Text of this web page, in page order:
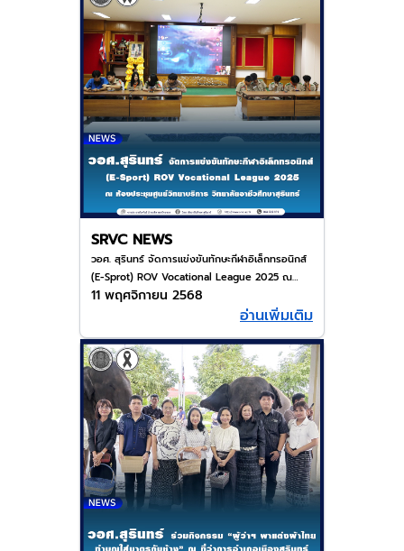
SRVC NEWS
วอศ. สุรินทร์ จัดการแข่งขันทักษะกีฬาอิเล็กทรอนิกส์
(E-Sprot) ROV Vocational League 2025 ณ
ห้องประชุมศูนย์วิทยาบริการ วิทยาลัยอาชีวศึกษา
11 พฤศจิกายน 2568
อ่านเพิ่มเติม